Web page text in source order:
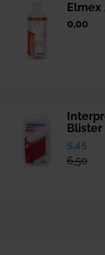
Elmex
Normale
0,00
Blister
5,45
Normale
prijs
6,50